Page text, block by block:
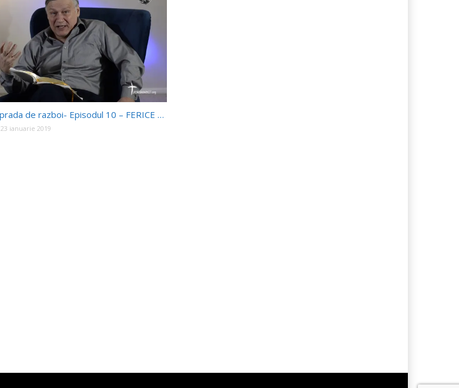
Viata ta ca prada de razboi- Episodul 10 – FERICE DE ACELA CARE VA PRÂNZI ÎN ÎMPĂRĂȚIA LUI DUMNEZEU
23 ianuarie 2019